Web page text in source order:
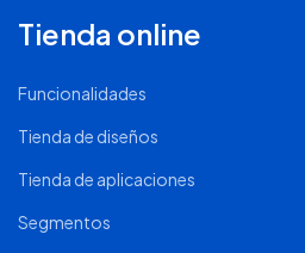
Tienda online
Funcionalidades
Tienda de diseños
Tienda de aplicaciones
Segmentos